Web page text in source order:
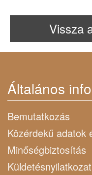
Vissza
Általános
Bemutatkozás
Közérdekű adatok
Minőségbiztosítás